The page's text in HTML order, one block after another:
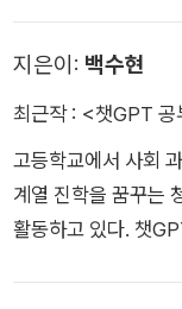
활동 중이다.
지은이: 백수현
최근작 : <챗GPT 공
고등학교에서 사회
계열 진학을 꿈꾸는
활동하고 있다. 챗